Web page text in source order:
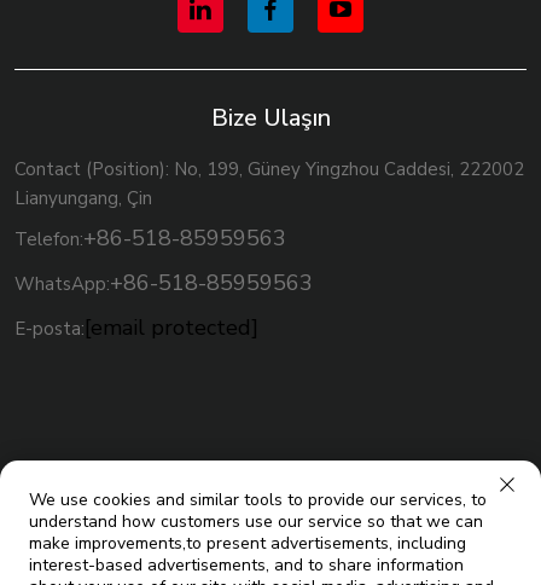
Bize Ulaşın
Contact (Position): No, 199, Güney Yingzhou Caddesi, 222002
Lianyungang, Çin
Telefon:+86-518-85959563
WhatsApp:+86-518-85959563
E-posta:[email protected]
We use cookies and similar tools to provide our services, to
understand how customers use our service so that we can
make improvements,to present advertisements, including
interest-based advertisements, and to share information